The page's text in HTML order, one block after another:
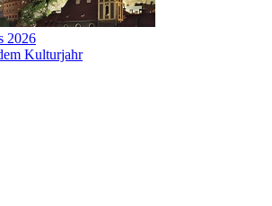
2026
Kulturjahr